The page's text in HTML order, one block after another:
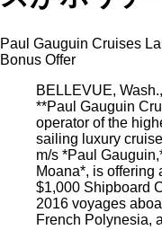
Paul Gauguin Cruises
Bonus Offer
BELLEVUE,
**Paul Gauguin
operator of the
sailing luxury
m/s *Paul
Moana*, is offering
$1,000 Shipboard
2016 voyages
French Polynesia,